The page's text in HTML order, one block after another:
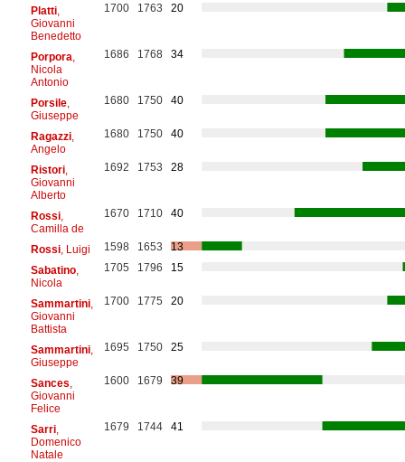
Platti,
Giovanni
Benedetto
1700 1763 20
Porpora
Nicola
Antonio
1686 1768 34
Porsile,
Giuseppe
1680 1750 40
Ragazzi,
Angelo
1680 1750 40
Ristori,
Giovanni
Alberto
1692 1753 28
Rossi,
Camilla de
1670 1710 40
Rossi, Luigi 1598 1653
13
Sabatino,
Nicola
1705 1796 15
Sammartini,
Giovanni
Battista
1700 1775 20
Sammartini,
Giuseppe
1695 1750 25
Sances
Giovanni
Felice
1600 1679 39
Sarri,
Domenico
Natale
1679 1744 41